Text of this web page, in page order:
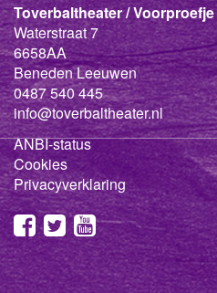
Toverbaltheater / Voorproefje
Waterstraat 7
6658AA
Beneden Leeuwen
0487 540 445
info@toverbaltheater.nl
ANBI-status
Cookies
Privacyverklaring